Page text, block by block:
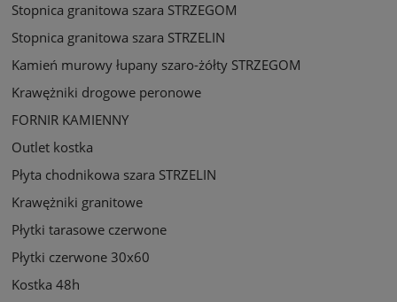
Stopnica granitowa szara STRZEGOM
Stopnica granitowa szara STRZELIN
Kamień murowy łupany szaro-żółty STRZEGOM
Krawężniki drogowe peronowe
FORNIR KAMIENNY
Outlet kostka
Płyta chodnikowa szara STRZELIN
Krawężniki granitowe
Płytki tarasowe czerwone
Płytki czerwone 30x60
Kostka 48h